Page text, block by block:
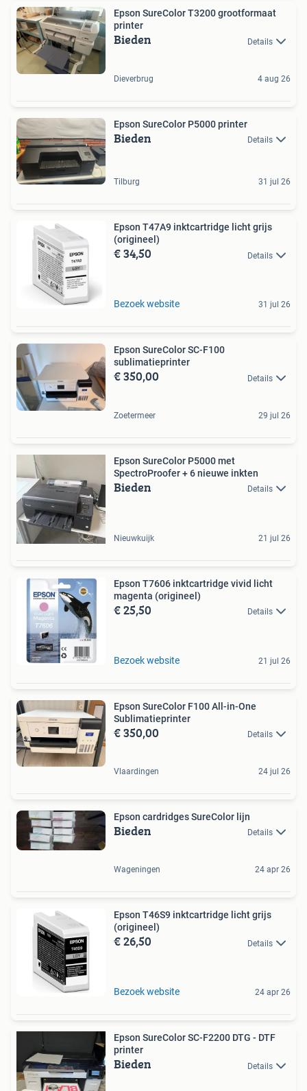
Epson SureColor T3200 grootformaat
printer
Bieden Details
Dieverbrug 4 aug 26
Epson SureColor P5000 printer
Bieden Details
Tilburg 31 jul 26
Epson T47A9 inktcartridge licht grijs
(origineel)
€ 34,50 Details
Bezoek website 31 jul 26
Epson SureColor SC-F100
sublimatieprinter
€ 350,00 Details
Zoetermeer 29 jul 26
Epson SureColor P5000 met
SpectroProofer + 6 nieuwe inkten
Bieden Details
Nieuwkuijk 21 jul 26
Epson T7606 inktcartridge vivid licht
magenta (origineel)
€ 25,50 Details
Bezoek website 21 jul 26
Epson SureColor F100 All-in-One
Sublimatieprinter
€ 350,00 Details
Vlaardingen 24 jul 26
Epson cardridges SureColor lijn
Bieden Details
Wageningen 24 apr 26
Epson T46S9 inktcartridge licht grijs
(origineel)
€ 26,50 Details
Bezoek website 24 apr 26
Epson SureColor SC-F2200 DTG - DTF
printer
Bieden Details